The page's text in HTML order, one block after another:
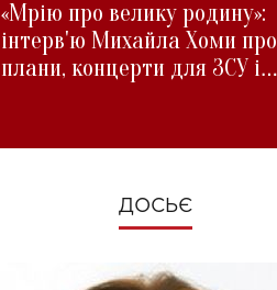
«Мрію про велику родину»:
інтерв'ю Михайла Хоми про
плани, концерти для ЗСУ і
ДОСЬЄ